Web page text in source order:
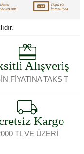
Alışveriş
FİYATINA TAKSİT
Kargo
TL VE ÜZERİ